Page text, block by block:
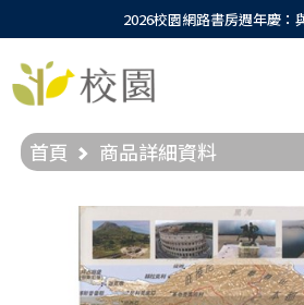
2026校園網路書房週年慶：
首頁 商品詳細資料